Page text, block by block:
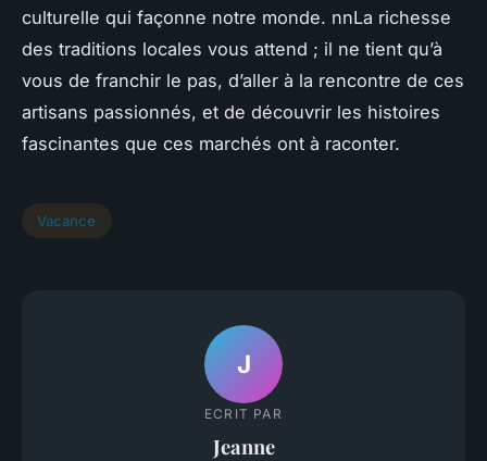
culturelle qui façonne notre monde. nnLa richesse
des traditions locales vous attend ; il ne tient qu’à
vous de franchir le pas, d’aller à la rencontre de ces
artisans passionnés, et de découvrir les histoires
fascinantes que ces marchés ont à raconter.
Vacance
J
ECRIT PAR
Jeanne